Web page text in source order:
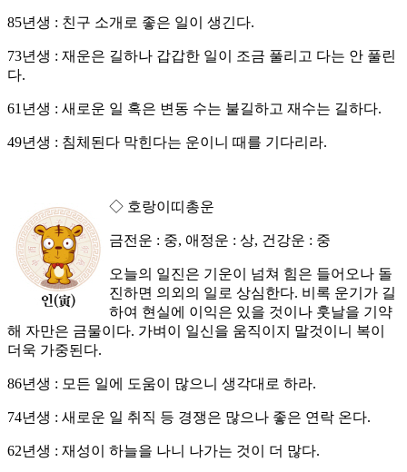
85년생 : 친구 소개로 좋은 일이 생긴다.
73년생 : 재운은 길하나 갑갑한 일이 조금 풀리고 다는 안 풀린
다.
61년생 : 새로운 일 혹은 변동 수는 불길하고 재수는 길하다.
49년생 : 침체된다 막힌다는 운이니 때를 기다리라.
◇ 호랑이띠총운
금전운 : 중, 애정운 : 상, 건강운 : 중
오늘의 일진은 기운이 넘쳐 힘은 들어오나 돌
진하면 의외의 일로 상심한다. 비록 운기가 길
하여 현실에 이익은 있을 것이나 훗날을 기약
해 자만은 금물이다. 가벼이 일신을 움직이지 말것이니 복이
더욱 가중된다.
86년생 : 모든 일에 도움이 많으니 생각대로 하라.
74년생 : 새로운 일 취직 등 경쟁은 많으나 좋은 연락 온다.
62년생 : 재성이 하늘을 나니 나가는 것이 더 많다.